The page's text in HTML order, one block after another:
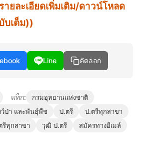
ยละเอียดเพิ่มเติม/ดาวน์โหลด
บเต็ม))
Line คัดลอก
แท็ก:
กรมอุทยานแห่งชาติ
ป่า และพันธุ์พืช
ป.ตรี
ป.ตรีทุกสาขา
ทุกสาขา วุฒิ ป.ตรี สมัครทางอีเมล์